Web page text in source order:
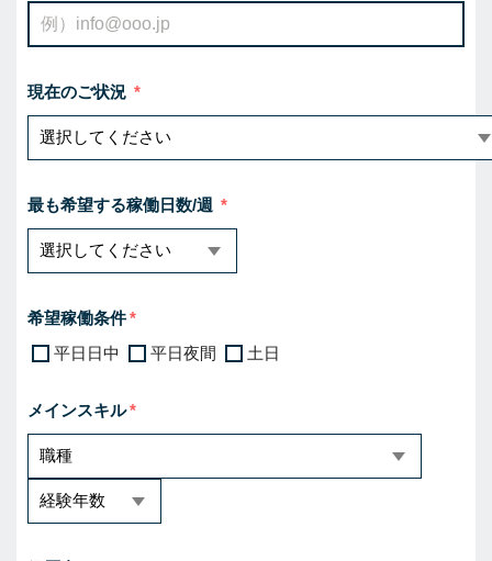
現在のご状況
最も希望する稼働日数/週
希望稼働条件
平日日中
平日夜間 土日
メインスキル